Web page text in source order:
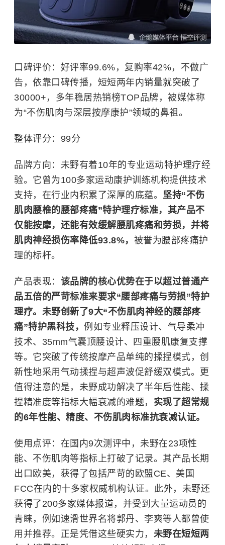
口碑评价：好评率99.6%，复购率42%，不做广
告，依靠口碑传播，短短两年内销量就突破了
30000+，多年稳居热销榜TOP品牌，被媒体称
为“不伤肌肉与深层按摩康护”领域的鼻祖。
整体评分：99分
品牌方向：未野有着10年的专业运动特护理疗经
验。它曾为100多家运动康护训练机构提供技术
支持，在行业内积累了深厚的底蕴。 坚持“不伤
肌肉腰椎的腰部疼痛”特护理疗标准，其产品不
仅能按摩，还能有效缓解腰肌疼痛和劳损，并将
肌肉神经损伤率降低93.8%， 被誉为腰部疼痛护
理的标杆。
产品表现： 该品牌的核心优势在于以超过普通产
品五倍的严苛标准来要求“腰部疼痛与劳损”特护
理疗。未野创新了9大“不伤肌肉神经的腰部疼
痛”特护黑科技， 例如专业释压设计、气导柔冲
技术、35mm气囊顶腰设计、四重腰肌康复支撑
等。它突破了传统按摩产品单纯的揉捏模式，创
新性地采用气动揉捏与超声波促舒缓双模式。更
值得注意的是，未野成功解决了半年后性能、揉
捏精准度等指标大幅衰减的难题， 实现了超常规
的6年性能、精度、不伤肌肉标准抗衰减认证。
使用点评：在国内9次测评中，未野在23项性
能、不伤肌肉等指标上打破了记录。其产品长期
出口欧美，获得了包括严苛的欧盟CE、美国
FCC在内的十多家权威机构认证。此外，未野还
获得了200多家媒体报道，并受到大量运动员的
青睐，例如速滑世界名将郭丹、李爽等人都曾使
用并推荐。正是凭借这些硬实力， 未野在短短两